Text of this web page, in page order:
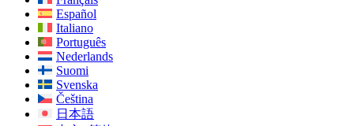
Español
Italiano
Português
Nederlands
Suomi
Svenska
Čeština
日本語